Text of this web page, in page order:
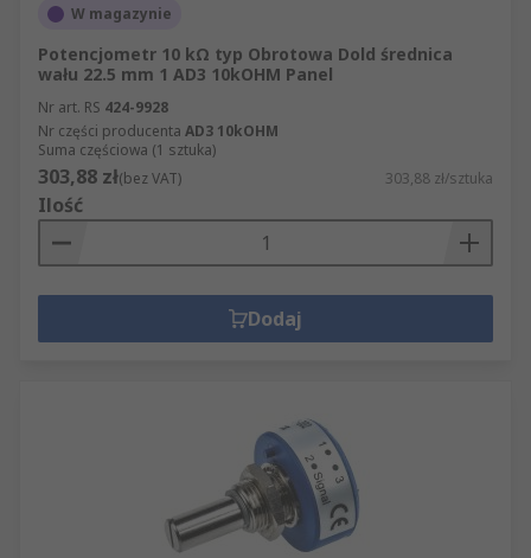
W magazynie
Potencjometr 10 kΩ typ Obrotowa Dold średnica
wału 22.5 mm 1 AD3 10kOHM Panel
Nr art. RS 424-9928
Nr części producenta AD3 10kOHM
Suma częściowa (1 sztuka)
303,88 zł(bez VAT) 303,88 zł/sztuka
Ilość
Dodaj